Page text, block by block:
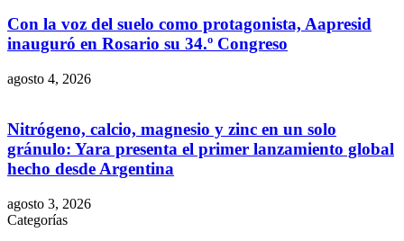
Con la voz del suelo como protagonista, Aapresid
inauguró en Rosario su 34.º Congreso
agosto 4, 2026
Nitrógeno, calcio, magnesio y zinc en un solo
gránulo: Yara presenta el primer lanzamiento global
hecho desde Argentina
agosto 3, 2026
Categorías